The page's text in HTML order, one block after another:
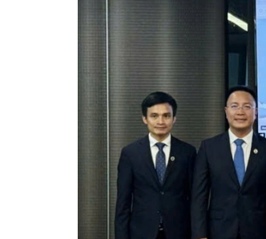
Thế giới
ĐA CHIỀU
Quan điểm